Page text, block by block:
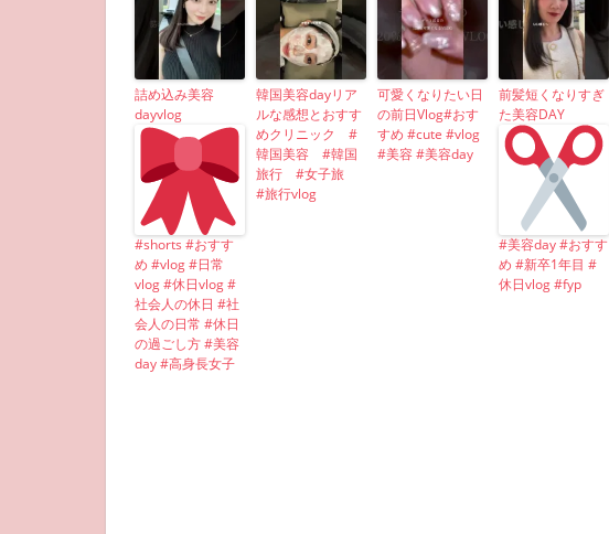
詰め込み美容
dayvlog
#shorts #おすす
め #vlog #日常
vlog #休日vlog #
社会人の休日 #社
会人の日常 #休日
の過ごし方 #美容
day #高身長女子
韓国美容dayリア
ルな感想とおすす
めクリニック #
韓国美容 #韓国
旅行 #女子旅
#旅行vlog
可愛くなりたい日
の前日Vlog#おす
すめ #cute #vlog
#美容 #美容day
前髪短くなりすぎ
た美容DAY
#美容day #おすす
め #新卒1年目 #
休日vlog #fyp